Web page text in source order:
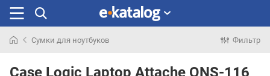
раньше
Сумки для ноутбуков Фильтр
Case Logic Laptop Attache QNS-116